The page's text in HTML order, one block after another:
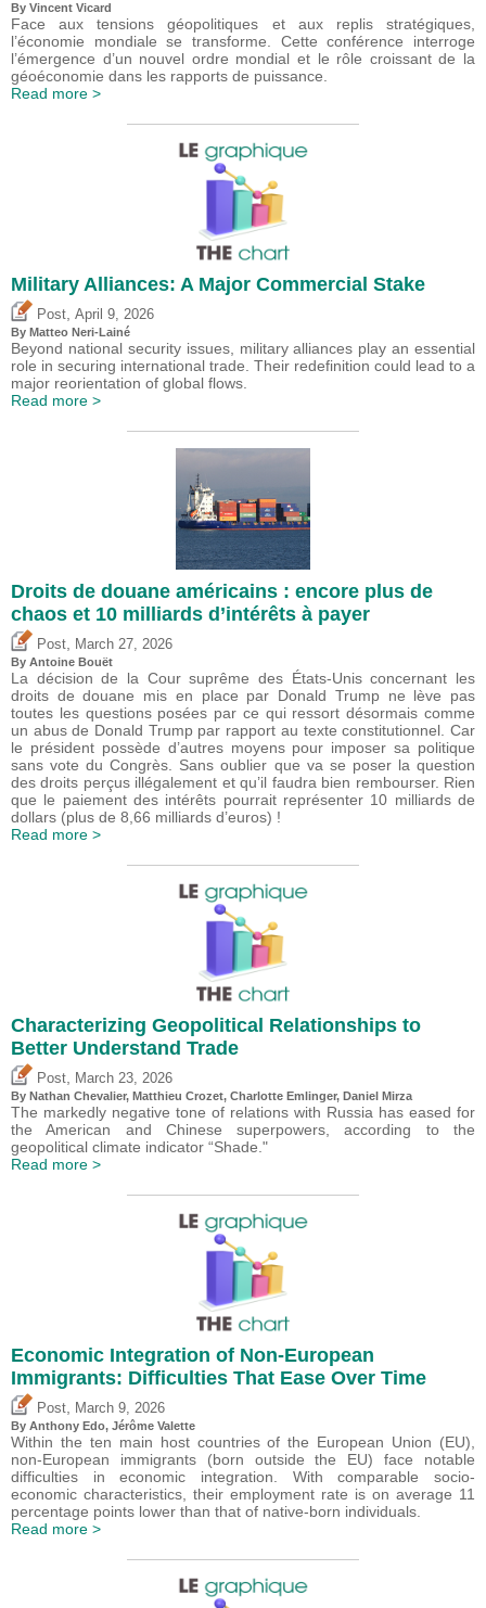
By Vincent Vicard
Face aux tensions géopolitiques et aux replis stratégiques,
l’économie mondiale se transforme. Cette conférence interroge
l’émergence d’un nouvel ordre mondial et le rôle croissant de la
géoéconomie dans les rapports de puissance.
Read more >
Military Alliances: A Major Commercial Stake
Post, April 9, 2026
By Matteo Neri-Lainé
Beyond national security issues, military alliances play an essential
role in securing international trade. Their redefinition could lead to a
major reorientation of global flows.
Read more >
Droits de douane américains : encore plus de
chaos et 10 milliards d’intérêts à payer
Post March 27, 2026
By Antoine Bouët
La décision de la Cour suprême des États-Unis concernant les
droits de douane mis en place par Donald Trump ne lève pas
toutes les questions posées par ce qui ressort désormais comme
un abus de Donald Trump par rapport au texte constitutionnel. Car
le président possède d’autres moyens pour imposer sa politique
sans vote du Congrès. Sans oublier que va se poser la question
des droits perçus illégalement et qu’il faudra bien rembourser. Rien
que le paiement des intérêts pourrait représenter 10 milliards de
dollars (plus de 8,66 milliards d’euros) !
Read more >
Characterizing Geopolitical Relationships to
Better Understand Trade
Post March 23, 2026
By Nathan Chevalier, Matthieu Crozet, Charlotte Emlinger, Daniel Mirza
The markedly negative tone of relations with Russia has eased for
the American and Chinese superpowers, according to the
geopolitical climate indicator “Shade."
Read more >
Economic Integration of Non-European
Immigrants: Difficulties That Ease Over Time
Post March 9, 2026
By Anthony Edo, Jérôme Valette
Within the ten main host countries of the European Union (EU),
non-European immigrants (born outside the EU) face notable
difficulties in economic integration. With comparable socio-
economic characteristics, their employment rate is on average 11
percentage points lower than that of native-born individuals.
Read more >